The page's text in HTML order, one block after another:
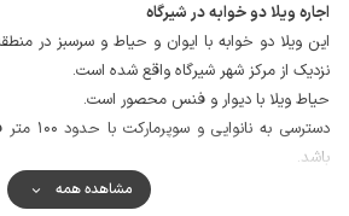
اجاره ویلا دو خوابه در شیرگاه
این ویلا دو خوابه با ایوان و حیاط و سرسبز در
نزدیک از مرکز شهر شیرگاه واقع شده است.
حیاط ویلا با دیوار و فنس محصور است.
دسترسی
باشد.
وضعیت پوشش شبکه تلفن همراه نیز برای دو
مشاهده همه